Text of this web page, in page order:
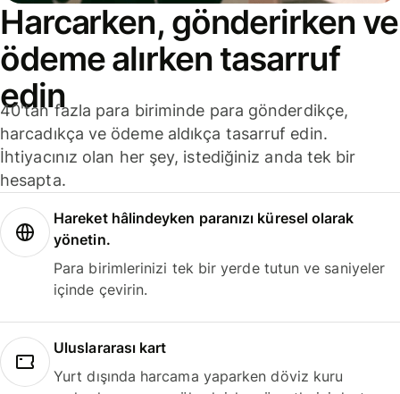
Harcarken, gönderirken ve
ödeme alırken tasarruf
edin
40'tan fazla para biriminde para gönderdikçe,
harcadıkça ve ödeme aldıkça tasarruf edin.
İhtiyacınız olan her şey, istediğiniz anda tek bir
hesapta.
Hareket hâlindeyken paranızı küresel olarak
yönetin.
Para birimlerinizi tek bir yerde tutun ve saniyeler
içinde çevirin.
Uluslararası kart
Yurt dışında harcama yaparken döviz kuru